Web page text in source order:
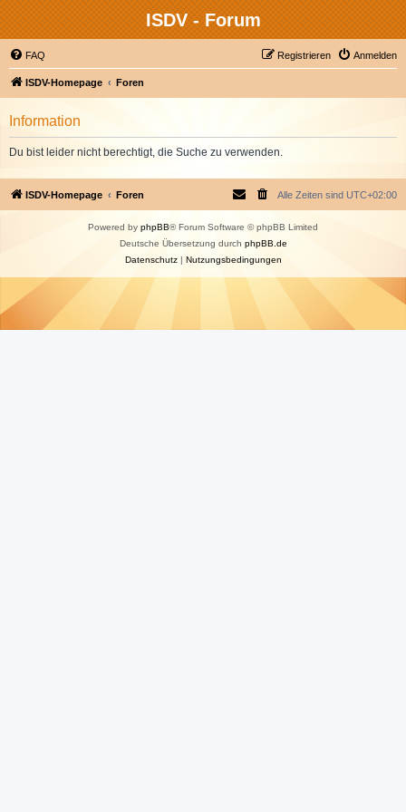
ISDV - Forum
FAQ Anmelden
Registrieren
ISDV-Homepage Foren
Information
Du bist leider nicht berechtigt, die Suche zu verwenden.
ISDV-Homepage Foren Alle Zeiten sind UTC+02:00
Powered by phpBB® Forum Software © phpBB Limited
Deutsche Übersetzung durch phpBB.de
Datenschutz| Nutzungsbedingungen